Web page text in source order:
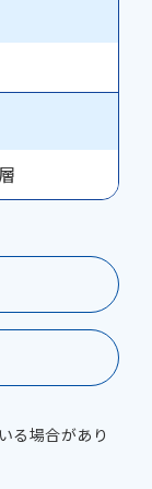
る場合があり